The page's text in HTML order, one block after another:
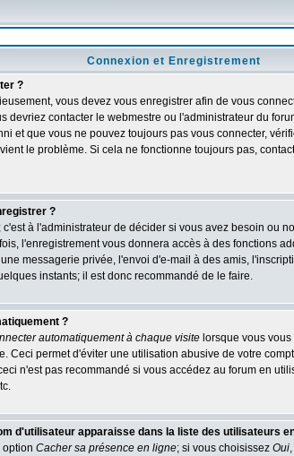
Connexion et Enregistrement
?
vous devez vous enregistrer afin de vous
devriez contacter le webmestre ou l'administrateur du
et que vous ne pouvez toujours pas vous connecter,
le problème. Si cela ne fonctionne toujours pas,
?
à l'administrateur de décider si vous avez besoin ou
l'enregistrement vous donnera accès à des fonctions
messagerie privée, l'envoi d'e-mail à des amis,
instants; il est donc recommandé de le faire.
?
automatiquement à chaque visite lorsque vous
Ceci permet d'éviter une utilisation abusive de votre
n'est pas recommandé si vous accédez au forum en
d'utilisateur apparaisse dans la liste des utilisateurs
option Cacher sa présence en ligne; si vous choisissez Oui